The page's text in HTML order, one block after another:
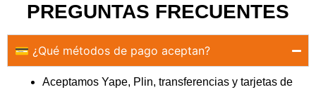
PREGUNTAS FRECUENTES
💳 ¿Qué métodos de pago aceptan?
Aceptamos Yape, Plin, transferencias y tarjetas de